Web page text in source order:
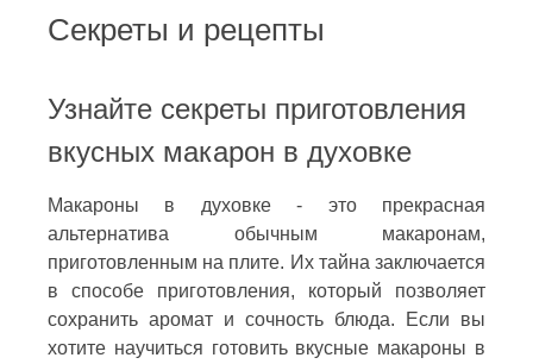
Секреты и рецепты
Узнайте секреты приготовления
вкусных макарон в духовке
Макароны в духовке - это прекрасная
альтернатива обычным макаронам,
приготовленным на плите. Их тайна заключается
в способе приготовления, который позволяет
сохранить аромат и сочность блюда. Если вы
хотите научиться готовить вкусные макароны в